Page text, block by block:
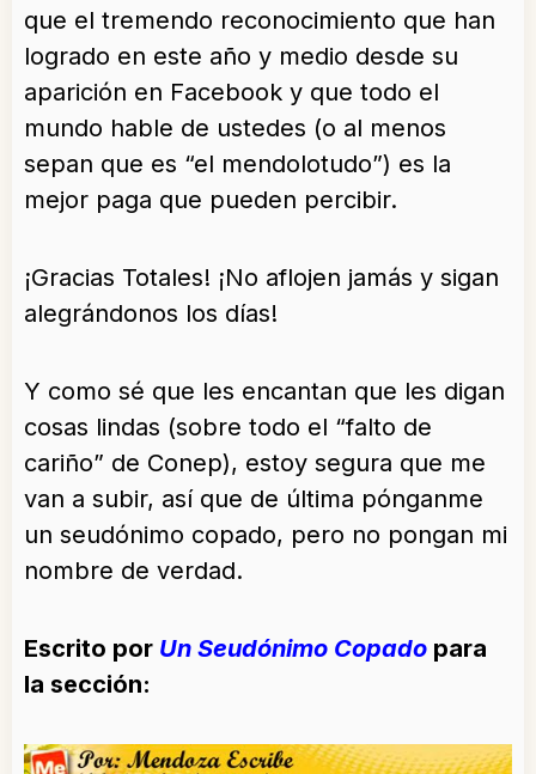
que el tremendo reconocimiento que han
logrado en este año y medio desde su
aparición en Facebook y que todo el
mundo hable de ustedes (o al menos
sepan que es “el mendolotudo”) es la
mejor paga que pueden percibir.
¡Gracias Totales! ¡No aflojen jamás y sigan
alegrándonos los días!
Y como sé que les encantan que les digan
cosas lindas (sobre todo el “falto de
cariño” de Conep), estoy segura que me
van a subir, así que de última pónganme
un seudónimo copado, pero no pongan mi
nombre de verdad.
Escrito por Un Seudónimo Copado para
la sección: